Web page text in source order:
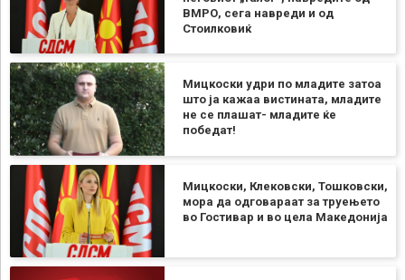
ВМРО, сега навреди и од
Стоилковиќ
Мицкоски удри по младите затоа
што ја кажаа вистината, младите
не се плашат- младите ќе
победат!
Мицкоски, Клековски, Тошковски,
мора да одговараат за труењето
во Гостивар и во цела Македонија